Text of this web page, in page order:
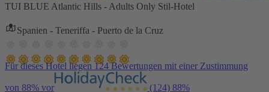
TUI BLUE Atlantic Hills - Adults Only Stil-Hotel
Spanien - Teneriffa - Puerto de la Cruz
Für dieses Hotel liegen 124 Bewertungen mit einer Zustimmung
von 88% vor (124) 88%